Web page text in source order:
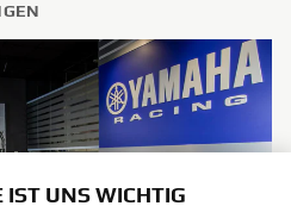
IST UNS WICHTIG